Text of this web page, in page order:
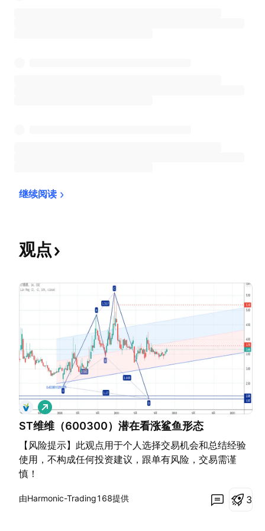
继续阅读
观点
ST维维（600300）潜在看涨鲨鱼形态
【风险提示】此观点用于个人选择交易机会和总结经验
使用，不构成任何投资建议，跟单有风险，交易需谨
慎！
做
多
由Harmonic-Trading168提供 3